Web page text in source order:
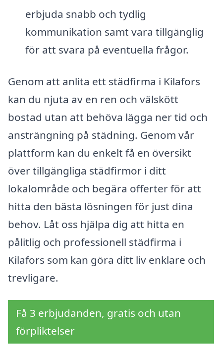
erbjuda snabb och tydlig
kommunikation samt vara tillgänglig
för att svara på eventuella frågor.
Genom att anlita ett städfirma i Kilafors
kan du njuta av en ren och välskött
bostad utan att behöva lägga ner tid och
ansträngning på städning. Genom vår
plattform kan du enkelt få en översikt
över tillgängliga städfirmor i ditt
lokalområde och begära offerter för att
hitta den bästa lösningen för just dina
behov. Låt oss hjälpa dig att hitta en
pålitlig och professionell städfirma i
Kilafors som kan göra ditt liv enklare och
trevligare.
Få 3 erbjudanden, gratis och utan
förpliktelser